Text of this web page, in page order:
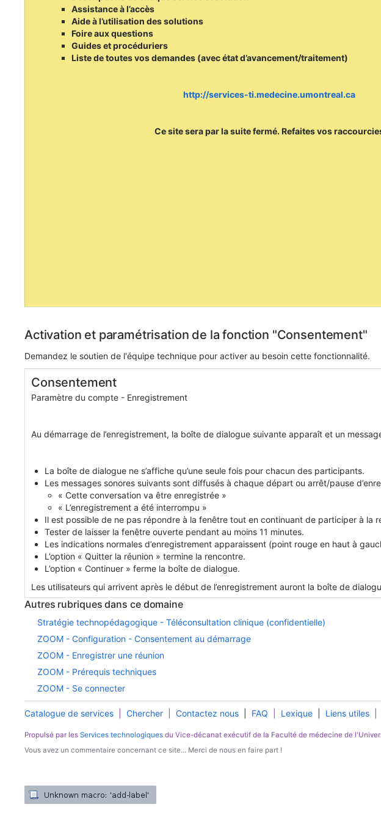
Assistance à l’accès
Aide à l’utilisation des solutions
Foire aux questions
Guides et procéduriers
Liste de toutes vos demandes (avec état d’avancement/traitement)
http://services-ti.medecine.umontreal.ca
Ce site sera par la suite fermé. Refaites vos
Activation et paramétrisation de la fonction "Consentement"
Demandez le soutien de l'équipe technique pour activer au besoin cette fonctionnalité.
Consentement
Paramètre du compte - Enregistrement
Au démarrage de l’enregistrement, la boîte de dialogue suivante apparaît et un
La boîte de dialogue ne s’affiche qu’une seule fois pour chacun des participants.
Les messages sonores suivants sont diffusés à chaque départ ou arrêt/pause
« Cette conversation va être enregistrée »
« L’enregistrement a été interrompu »
Il est possible de ne pas répondre à la fenêtre tout en continuant de participer à la
Tester de laisser la fenêtre ouverte pendant au moins 11 minutes.
Les indications normales d’enregistrement apparaissent (point rouge en haut à
L’option « Quitter la réunion » termine la rencontre.
L’option « Continuer » ferme la boîte de dialogue.
Les utilisateurs qui arrivent après le début de l’enregistrement auront la boîte de
Autres rubriques dans ce domaine
Stratégie technopédagogique - Téléconsultation clinique (confidentielle)
ZOOM - Configuration - Consentement au démarrage
ZOOM - Enregistrer une réunion
ZOOM - Prérequis techniques
ZOOM - Se connecter
Catalogue de services Chercher Contactez nous FAQ Lexique Liens utiles
Propulsé par les Services technologiques du Vice-décanat exécutif de la Faculté de médecine de l'
Vous avez un commentaire concernant ce site... Merci de nous en faire part !